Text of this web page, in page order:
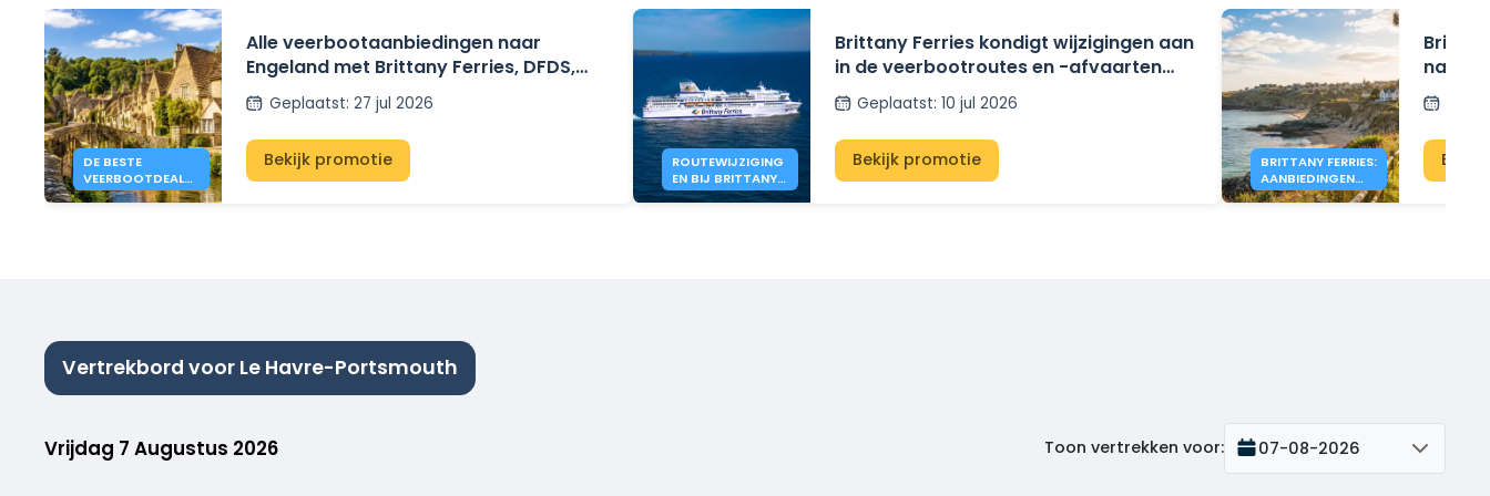
DE BESTE
VEERBOOTDEALS
NAAR ENGELAND
Alle veerbootaanbiedingen naar
Engeland met Brittany Ferries, DFDS,
Irish Ferries en P&O Ferries – vanaf €41.
Geplaatst: 27 jul 2026
Bekijk promotie
ROUTEWIJZIGING
EN BIJ BRITTANY
FERRIES
Brittany Ferries kondigt wijzigingen aan
in de veerbootroutes en -afvaarten
vanaf najaar 2026.
Geplaatst:10 jul 2026
Bekijk promotie
BRITTANY FERRIES:
AANBIEDINGEN
VOOR ENGELAND
naar
Vertrekbord voor Le Havre-Portsmouth
Vrijdag 7 Augustus 2026 Toon vertrekken voor: 07-08-2026